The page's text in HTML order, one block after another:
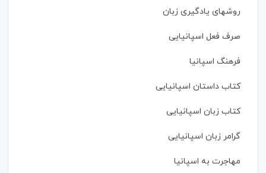
روشهای یادگیری زبان
صرف فعل اسپانیایی
فرهنگ اسپانیا
کتاب داستان اسپانیایی
کتاب زبان اسپانیایی
گرامر زبان اسپانیایی
مهاجرت به اسپانیا